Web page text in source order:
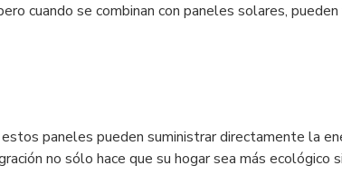
cuando se combinan con paneles solares,
paneles pueden suministrar directamente la
no sólo hace que su hogar sea más ecológico